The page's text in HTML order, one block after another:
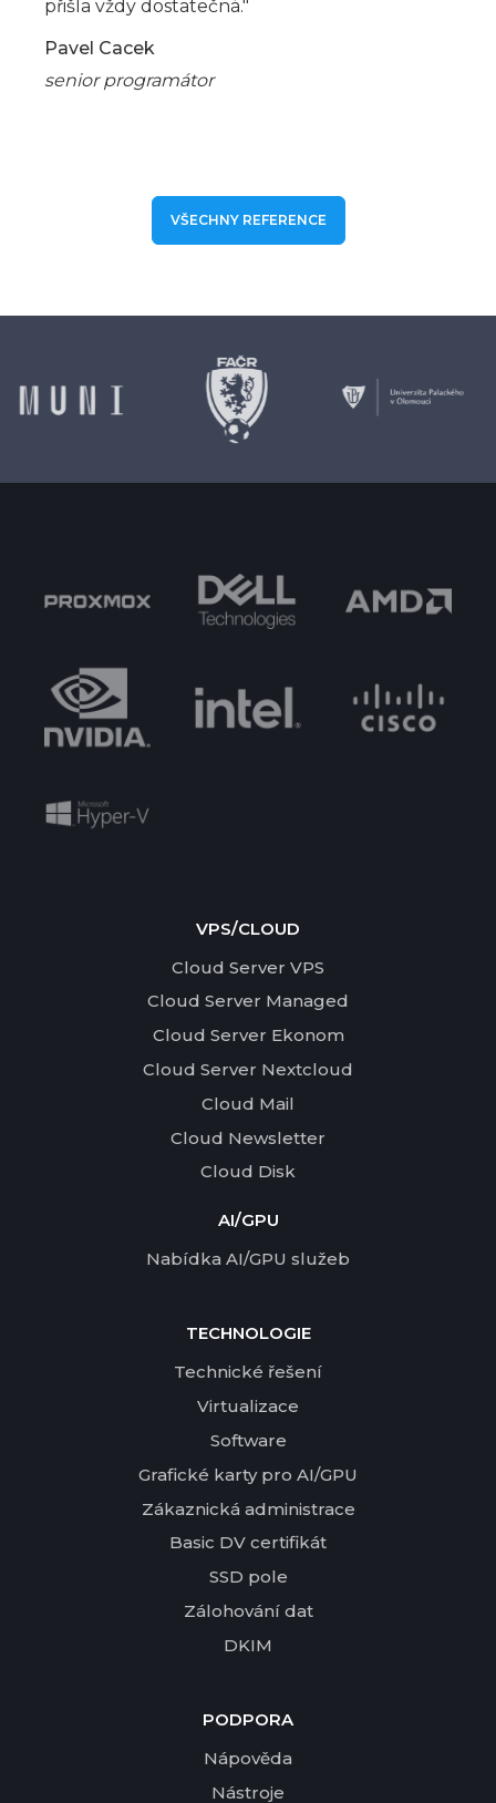
přišla vždy dostatečná."
Pavel Cacek
senior programátor
VŠECHNY REFERENCE
VPS/CLOUD
Cloud Server VPS
Cloud Server Managed
Cloud Server Ekonom
Cloud Server Nextcloud
Cloud Mail
Cloud Newsletter
Cloud Disk
AI/GPU
Nabídka AI/GPU služeb
TECHNOLOGIE
Technické řešení
Virtualizace
Software
Grafické karty pro AI/GPU
Zákaznická administrace
Basic DV certifikát
SSD pole
Zálohování dat
DKIM
PODPORA
Nápověda
Nástroje